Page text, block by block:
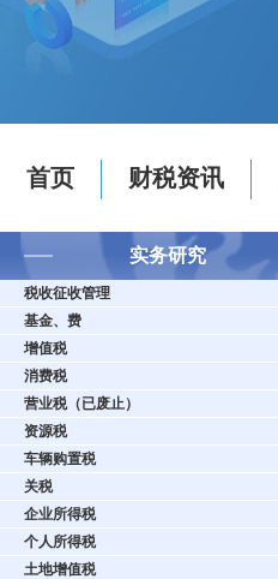
首页 财税资讯
实务研究
税收征收管理
基金、费
增值税
消费税
营业税（已废止）
资源税
车辆购置税
关税
企业所得税
个人所得税
土地增值税